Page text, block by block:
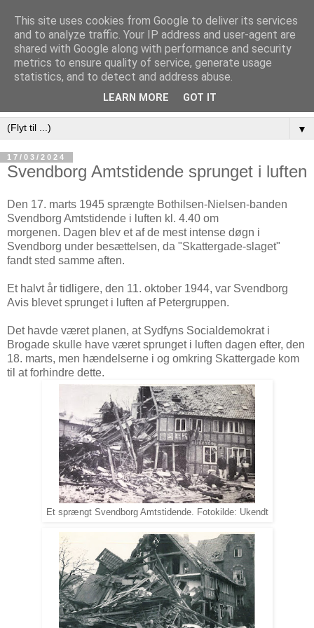
▼
17/03/2024
Svendborg Amtstidende sprunget i luften
Den 17. marts 1945 sprængte Bothilsen-Nielsen-banden
Svendborg Amtstidende i luften kl. 4.40 om
morgenen. Dagen blev et af de mest intense døgn i
Svendborg under besættelsen, da "Skattergade-slaget"
fandt sted samme aften.
Et halvt år tidligere, den 11. oktober 1944, var Svendborg
Avis blevet sprunget i luften af Petergruppen.
Det havde været planen, at Sydfyns Socialdemokrat i
Brogade skulle have været sprunget i luften dagen efter, den
18. marts, men hændelserne i og omkring Skattergade kom
til at forhindre dette.
Et sprængt Svendborg Amtstidende. Fotokilde: Ukendt
This site uses cookies from Google to deliver its services
and to analyze traffic. Your IP address and user-agent are
shared with Google along with performance and security
metrics to ensure quality of service, generate usage
statistics, and to detect and address abuse.
LEARN MORE GOT IT